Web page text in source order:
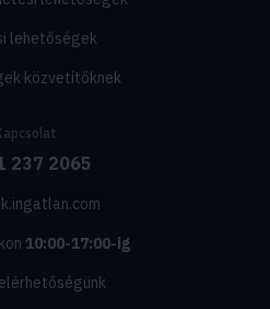
lehetőségek
közvetítőknek
237 2065
10:00-17:00-ig